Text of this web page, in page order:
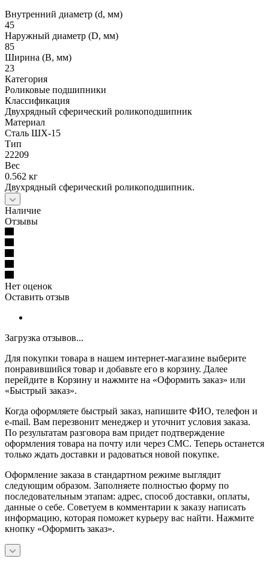
Внутренний диаметр (d, мм)
45
Наружный диаметр (D, мм)
85
Ширина (B, мм)
23
Категория
Роликовые подшипники
Классификация
Двухрядный сферический роликоподшипник
Материал
Сталь ШХ-15
Тип
22209
Вес
0.562 кг
Двухрядный сферический роликоподшипник.
Наличие
Отзывы
Нет оценок
Оставить отзыв
Загрузка отзывов...
Для покупки товара в нашем интернет-магазине выберите
понравившийся товар и добавьте его в корзину. Далее
перейдите в Корзину и нажмите на «Оформить заказ» или
«Быстрый заказ».
Когда оформляете быстрый заказ, напишите ФИО, телефон и
e-mail. Вам перезвонит менеджер и уточнит условия заказа.
По результатам разговора вам придет подтверждение
оформления товара на почту или через СМС. Теперь останется
только ждать доставки и радоваться новой покупке.
Оформление заказа в стандартном режиме выглядит
следующим образом. Заполняете полностью форму по
последовательным этапам: адрес, способ доставки, оплаты,
данные о себе. Советуем в комментарии к заказу написать
информацию, которая поможет курьеру вас найти. Нажмите
кнопку «Оформить заказ».